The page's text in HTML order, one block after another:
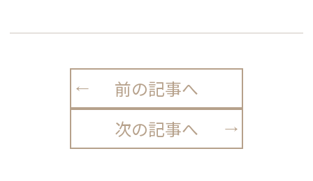
前の記事へ
次の記事へ